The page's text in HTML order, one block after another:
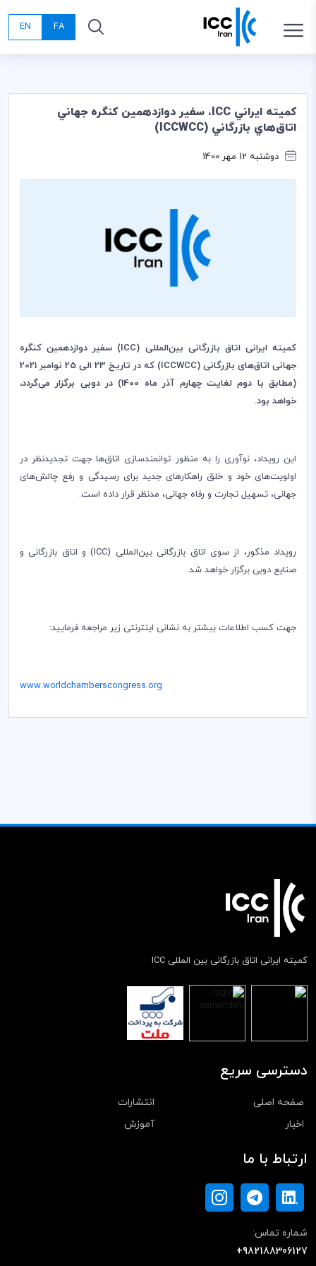
FA
EN
كميته ايراني ICC، سفير دوازدهمين كنگره جهاني
اتاق‌هاي بازرگاني (ICCWCC)
دوشنبه 12 مهر 1400
کمیته ایرانی اتاق بازرگانی بین‌المللی (ICC) سفیر دوازدهمین کنگره
جهانی اتاق‌های بازرگانی (ICCWCC
) که در تاریخ 23 الی 25 نوامبر 2021
(مطابق با دوم لغایت چهارم آذر ماه 1400) در دوبی برگزار می‌گردد،
خواهد بود.
این رویداد، نوآوری را به منظور توانمندسازی اتاق‌ها جهت تجدیدنظر در
اولویت‌های خود و خلق راهکارهای جدید برای رسیدگی و رفع چالش‌های
جهانی، تسهیل تجارت و رفاه جهانی، مدنظر قرار داده است.
رویداد مذکور، از سوی اتاق بازرگانی بین‌المللی (ICC) و اتاق بازرگانی و
صنایع دوبی برگزار خواهد شد.
جهت کسب اطلاعات بیشتر به نشانی اینترنتی زیر مراجعه فرمایید:
www.worldchamberscongress.org
کمیته ایرانی اتاق بازرگانی بین المللی ICC
دسترسی سریع
صفحه اصلی
انتشارات
اخبار
آموزش
ارتباط با ما
شماره تماس:
+982188306127